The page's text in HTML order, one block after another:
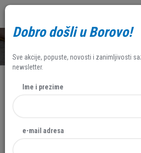
Dobro došli u Borovo!
Sve akcije, popuste, novosti i zanimljivosti
newsletter.
Ime i prezime
e-mail adresa